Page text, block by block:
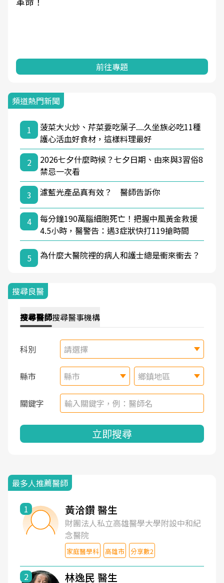
前往專題
頻道熱門新聞
1
菠菜大火炒、芹菜要吃葉子....久坐族必吃11種
護心活血好食材，這樣料理最好
2
2026七夕什麼時候？七夕日期、由來與3習俗8
禁忌一次看
3
濾藍光產品真有效？ 醫師告訴你
4
每分鐘190萬腦細胞死亡！把握中風黃金救援
4.5小時，醫警告：遇3症狀快打119搶時間
5 為什麼大醫院裡的病人和護士總是衝來衝去？
搜尋良醫
搜尋醫師搜尋醫事機構
科別 請選擇
縣市 縣市 鄉鎮地區
關鍵字
立即搜尋
最多人推薦醫師
1 黃洽鑽 醫生
財團法人私立高雄醫學大學附設中和紀
念醫院
家庭醫學科 高雄市 分享數2
2 林逸民 醫生